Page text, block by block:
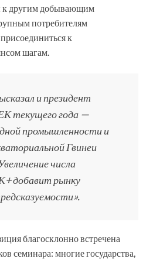
другим добывающим
потребителям
к
шагам.
и президент
текущего года —
промышленности и
Гвинеи
числа
добавит рынку
благосклонно встречена
семинара: многие государства,